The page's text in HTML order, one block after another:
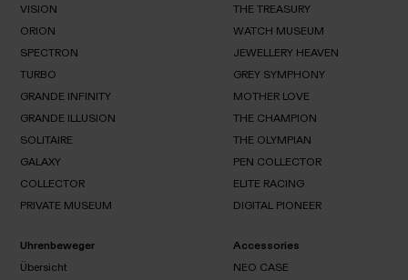
Übersicht
VISION
VISION
ORION
ORION
SPECTRON
SPECTRON
TURBO
TURBO
GRANDE INFINITY
GRANDE
GRANDE ILLUSION
SOLITAIRE
SOLITAIRE
GALAXY
GALAXY
COLLECTOR
COLLECTOR
PRIVATE MUSEUM
PRIVATE
MUSEUM
Übersicht
THE TREASURY
THE
WATCH MUSEUM
WATCH
JEWELLERY HEAVEN
JEWELLERY
GREY SYMPHONY
GREY
MOTHER LOVE
MOTHER
THE CHAMPION
THE
THE OLYMPIAN
THE
PEN COLLECTOR
PEN
ELITE RACING
RACING
DIGITAL PIONEER
DIGITAL
PIONEER
Uhrenbeweger
Übersicht
Accessories
NEO CASE